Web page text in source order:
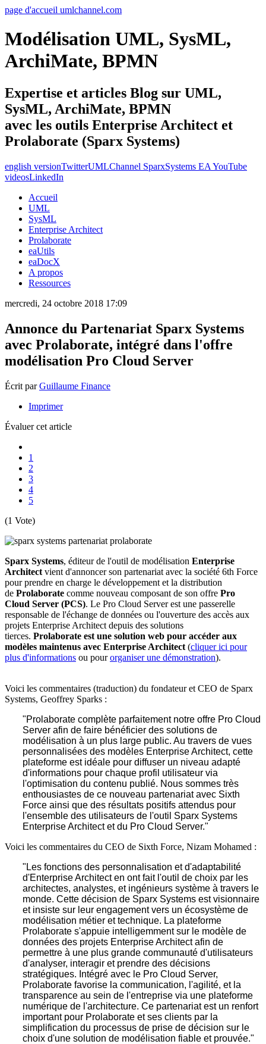
page d'accueil umlchannel.com
Modélisation UML, SysML,
ArchiMate, BPMN
Expertise et articles Blog sur UML,
SysML, ArchiMate, BPMN
avec les outils Enterprise Architect et
Prolaborate (Sparx Systems)
english versionTwitterUMLChannel SparxSystems EA YouTube
videosLinkedIn
Accueil
UML
SysML
Enterprise Architect
Prolaborate
eaUtils
eaDocX
A propos
Ressources
mercredi, 24 octobre 2018 17:09
Annonce du Partenariat Sparx Systems
avec Prolaborate, intégré dans l'offre
modélisation Pro Cloud Server
Écrit parGuillaume Finance
Imprimer
Évaluer cet article
1
2
3
4
5
(1 Vote)
Sparx Systems, éditeur de l'outil de modélisation Enterprise
Architect vient d'annoncer son partenariat avec la société 6th Force
pour prendre en charge le développement et la distribution
de Prolaborate comme nouveau composant de son offre Pro
Cloud Server (PCS). Le Pro Cloud Server est une passerelle
responsable de l'échange de données ou l'ouverture des accès aux
projets Enterprise Architect depuis des solutions
tierces. Prolaborate est une solution web pour accéder aux
modèles maintenus avec Enterprise Architect (cliquer ici pour
plus d'informations ou pourorganiser une démonstration).
Voici les commentaires (traduction) du fondateur et CEO de Sparx
Systems, Geoffrey Sparks :
"Prolaborate complète parfaitement notre offre Pro Cloud
Server afin de faire bénéficier des solutions de
modélisation à un plus large public. Au travers de vues
personnalisées des modèles Enterprise Architect, cette
plateforme est idéale pour diffuser un niveau adapté
d'informations pour chaque profil utilisateur via
l'optimisation du contenu publié. Nous sommes très
enthousiastes de ce nouveau partenariat avec Sixth
Force ainsi que des résultats positifs attendus pour
l'ensemble des utilisateurs de l'outil Sparx Systems
Enterprise Architect et du Pro Cloud Server."
Voici les commentaires du CEO de Sixth Force, Nizam Mohamed :
"Les fonctions des personnalisation et d'adaptabilité
d'Enterprise Architect en ont fait l'outil de choix par les
architectes, analystes, et ingénieurs système à travers le
monde. Cette décision de Sparx Systems est visionnaire
et insiste sur leur engagement vers un écosystème de
modélisation métier et technique. La plateforme
Prolaborate s'appuie intelligemment sur le modèle de
données des projets Enterprise Architect afin de
permettre à une plus grande communauté d'utilisateurs
d'analyser, interagir et prendre des décisions
stratégiques. Intégré avec le Pro Cloud Server,
Prolaborate favorise la communication, l'agilité, et la
transparence au sein de l'entreprise via une plateforme
numérique de l'architecture. Ce partenariat est un renfort
important pour Prolaborate et ses clients par la
simplification du processus de prise de décision sur le
choix d'une solution de modélisation fiable et prouvée."